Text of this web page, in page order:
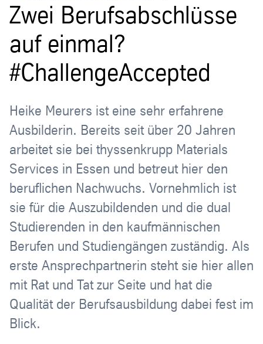
Zwei Berufsabschlüsse
auf einmal?
#ChallengeAccepted
Heike Meurers ist eine sehr erfahrene
Ausbilderin. Bereits seit über 20 Jahren
arbeitet sie bei thyssenkrupp Materials
Services in Essen und betreut hier den
beruflichen Nachwuchs. Vornehmlich ist
sie für die Auszubildenden und die dual
Studierenden in den kaufmännischen
Berufen und Studiengängen zuständig. Als
erste Ansprechpartnerin steht sie hier allen
mit Rat und Tat zur Seite und hat die
Qualität der Berufsausbildung dabei fest im
Blick.